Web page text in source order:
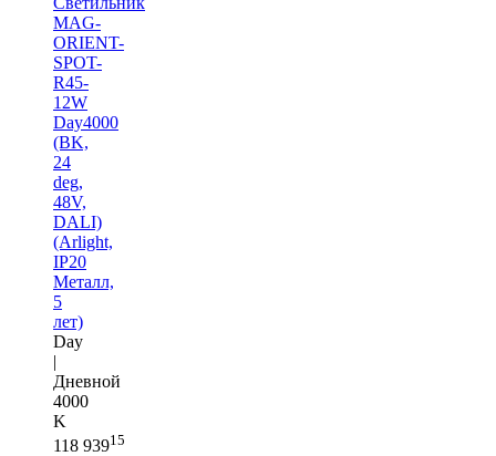
MAG-
ORIENT-
SPOT-
R45-
12W
Day4000
(BK,
24
deg,
48V,
DALI)
(Arlight,
IP20
Металл,
5
лет)
Day
|
Дневной
4000
K
118 93915